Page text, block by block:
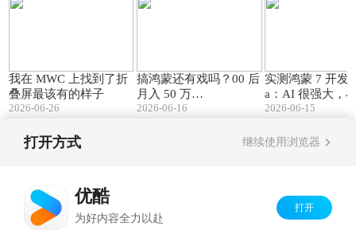
我在 MWC 上找到了折
叠屏最该有的样子
2026-06-26
搞鸿蒙还有戏吗？00 后
月入 50 万…
2026-06-16
实测鸿蒙 7 开发
a：AI 很强大，
能干
2026-06-15
打开方式 继续使用浏览器
优酷
为好内容全力以赴
打开